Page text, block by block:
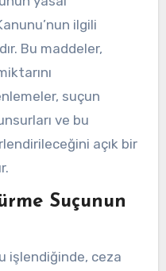
ilgili
Bu maddeler,
suçun
ve bu
açık bir
Suçunun
işlendiğinde, ceza